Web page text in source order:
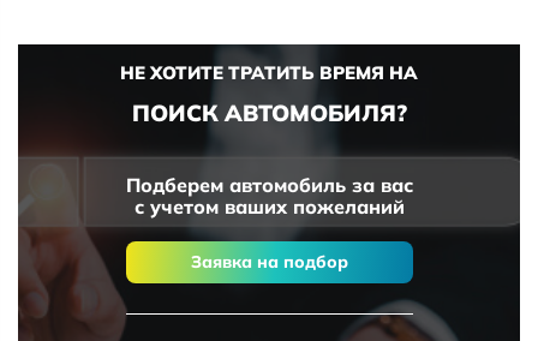
НЕ ХОТИТЕ ТРАТИТЬ ВРЕМЯ НА
ПОИСК АВТОМОБИЛЯ?
Подберем автомобиль за вас
с учетом ваших пожеланий
Заявка на подбор